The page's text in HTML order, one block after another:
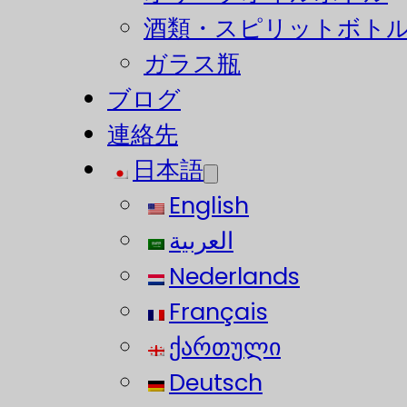
酒類・スピリットボト
ガラス瓶
ブログ
連絡先
日本語
English
العربية
Nederlands
Français
ქართული
Deutsch